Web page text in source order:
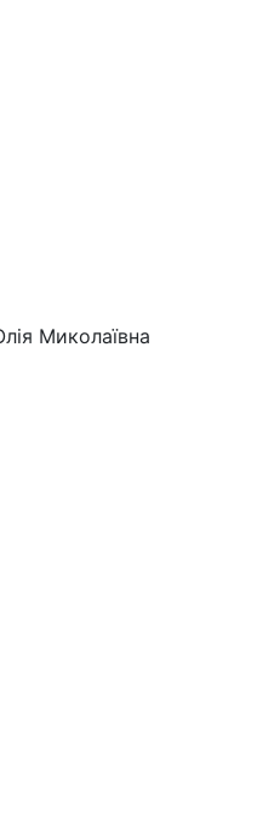
Миколаївна